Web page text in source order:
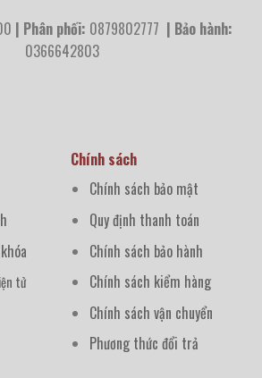
| Phân phối: 0879802777 | Bảo hành:
0366642803
tử
Chính sách
Chính sách bảo mật
Quy định thanh toán
Chính sách bảo hành
Chính sách kiểm hàng
Chính sách vận chuyển
Phương thức đổi trả